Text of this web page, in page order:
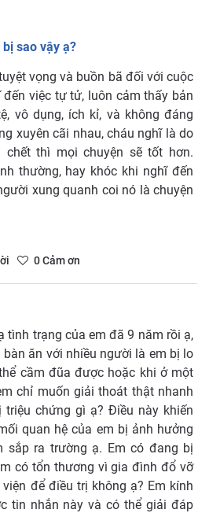
sao vậy ạ?
vọng và buồn bã đối với cuộc
việc tự tử, luôn cảm thấy bản
vô dụng, ích kỉ, và không đáng
xuyên cãi nhau, cháu nghĩ là do
chết thì mọi chuyện sẽ tốt hơn.
thường, hay khóc khi nghĩ đến
xung quanh coi nó là chuyện
0Cảm ơn
tình trạng của em đã 9 năm rồi ạ,
ăn với nhiều người là em bị lo
cầm đũa được hoặc khi ở một
chỉ muốn giải thoát thật nhanh
chứng gì ạ? Điều này khiến
quan hệ của em bị ảnh hưởng
sắp ra trường ạ. Em có đang bị
có tổn thương vì gia đình đổ vỡ
để điều trị không ạ? Em kính
tin nhắn này và có thể giải đáp